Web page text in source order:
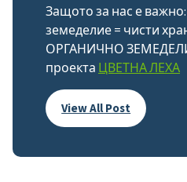
Защото за нас е
земеделие = чисти
ОРГАНИЧНО
проекта ЦВЕТНА ЛЕХА
View All Post